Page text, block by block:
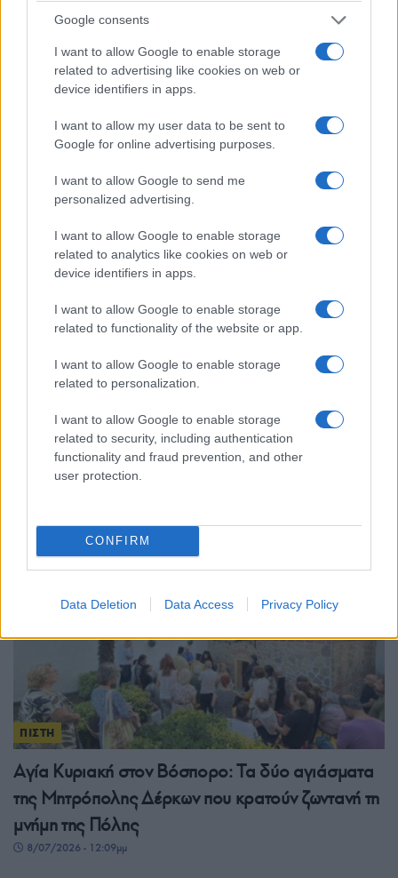
Google consents
I want to allow Google to enable storage
related to advertising like cookies on web or
device identifiers in apps.
I want to allow my user data to be sent to
Google for online advertising purposes.
I want to allow Google to send me
personalized advertising.
I want to allow Google to enable storage
related to analytics like cookies on web or
device identifiers in apps.
I want to allow Google to enable storage
related to functionality of the website or app.
I want to allow Google to enable storage
related to personalization.
I want to allow Google to enable storage
related to security, including authentication
functionality and fraud prevention, and other
user protection.
CONFIRM
Data Deletion Data Access Privacy Policy
Αρχιεπισκοπή Αμερικής: Ο Ελπιδοφόρος δεν
οίκου ευγηρίας του Αγίου Μιχαήλ
Παναγία Σουμελά: Ο μητροπολίτης Νεαπόλεως
Βαρνάβας θα προεξάρχει της λειτουργίας στα
Εννιάμερα
ΠΙΣΤΗ
Αγία Κυριακή στον Βόσπορο: Τα δύο αγιάσματα
της Μητρόπολης Δέρκων που κρατούν ζωντανή τη
μνήμη της Πόλης
8/07/2026 - 12:09μμ